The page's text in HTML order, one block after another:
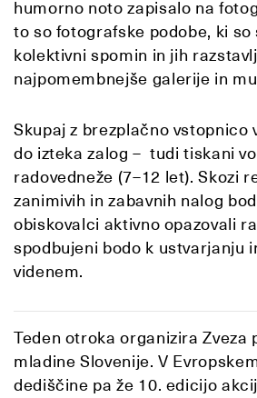
humorno noto zapisalo na
to so fotografske podobe, ki so
kolektivni spomin in jih
najpomembnejše galerije in
Skupaj z brezplačno vstopnico
do izteka zalog – tudi tiskani
radovedneže (7–12 let). Skozi
zanimivih in zabavnih nalog
obiskovalci aktivno opazovali
spodbujeni bodo k ustvarjanju
videnem.
Teden otroka organizira Zveza
mladine Slovenije. V
dediščine pa že 10. edicijo